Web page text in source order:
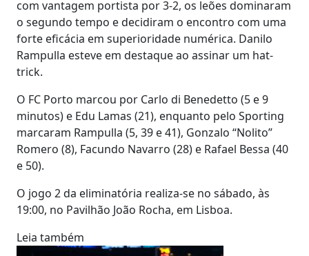
com vantagem portista por 3-2, os leões dominaram
o segundo tempo e decidiram o encontro com uma
forte eficácia em superioridade numérica. Danilo
Rampulla esteve em destaque ao assinar um hat-
trick.
O FC Porto marcou por Carlo di Benedetto (5 e 9
minutos) e Edu Lamas (21), enquanto pelo Sporting
marcaram Rampulla (5, 39 e 41), Gonzalo “Nolito”
Romero (8), Facundo Navarro (28) e Rafael Bessa (40
e 50).
O jogo 2 da eliminatória realiza-se no sábado, às
19:00, no Pavilhão João Rocha, em Lisboa.
Leia também